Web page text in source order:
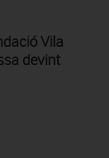
Vila
devint